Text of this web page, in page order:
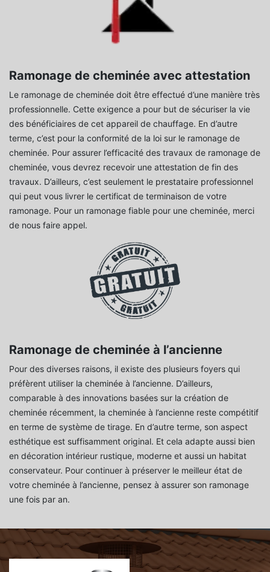
Ramonage de cheminée avec attestation
Le ramonage de cheminée doit être effectué d’une manière très
professionnelle. Cette exigence a pour but de sécuriser la vie
des bénéficiaires de cet appareil de chauffage. En d’autre
terme, c’est pour la conformité de la loi sur le ramonage de
cheminée. Pour assurer l’efficacité des travaux de ramonage de
cheminée, vous devrez recevoir une attestation de fin des
travaux. D’ailleurs, c’est seulement le prestataire professionnel
qui peut vous livrer le certificat de terminaison de votre
ramonage. Pour un ramonage fiable pour une cheminée, merci
de nous faire appel.
Ramonage de cheminée à l’ancienne
Pour des diverses raisons, il existe des plusieurs foyers qui
préfèrent utiliser la cheminée à l’ancienne. D’ailleurs,
comparable à des innovations basées sur la création de
cheminée récemment, la cheminée à l’ancienne reste compétitif
en terme de système de tirage. En d’autre terme, son aspect
esthétique est suffisamment original. Et cela adapte aussi bien
en décoration intérieur rustique, moderne et aussi un habitat
conservateur. Pour continuer à préserver le meilleur état de
votre cheminée à l’ancienne, pensez à assurer son ramonage
une fois par an.